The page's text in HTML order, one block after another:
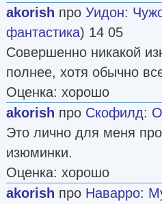
akorish про Уидон:
фантастика) 14 05
Совершенно никакой
полнее, хотя обычно
Оценка: хорошо
akorish про Скофилд:
Это лично для меня
изюминки.
Оценка: хорошо
akorish про Наварро: